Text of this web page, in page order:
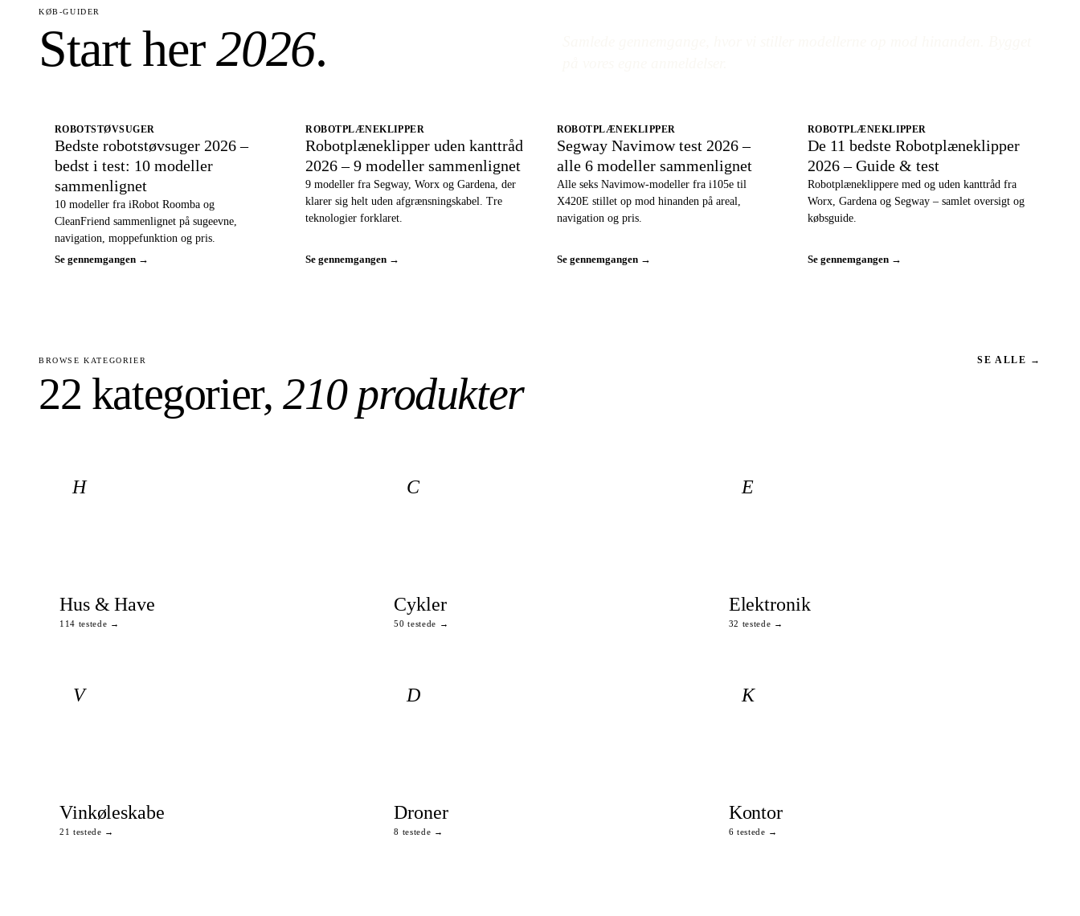
KØB-GUIDER
Start her2026.
ROBOTSTØVSUGER
Bedste robotstøvsuger 2026 –
bedst i test: 10 modeller
sammenlignet
10 modeller fra iRobot Roomba og
CleanFriend sammenlignet på sugeevne,
navigation, moppefunktion og pris.
Se gennemgangen →
ROBOTPLÆNEKLIPPER
Robotplæneklipper uden kanttråd
2026 – 9 modeller sammenlignet
9 modeller fra Segway, Worx og Gardena, der
klarer sig helt uden afgrænsningskabel. Tre
teknologier forklaret.
Se gennemgangen →
ROBOTPLÆNEKLIPPER
Segway Navimow test 2026 –
alle 6 modeller sammenlignet
Alle seks Navimow-modeller fra i105e til
X420E stillet op mod hinanden på areal,
navigation og pris.
Se gennemgangen →
ROBOTPLÆNEKLIPPER
De 11 bedste Robotplæneklipper
2026 – Guide & test
Robotplæneklippere med og uden kanttråd fra
Worx, Gardena og Segway – samlet oversigt og
købsguide.
Se gennemgangen →
BROWSE KATEGORIER
22 kategorier, 210 produkter
SE ALLE →
H
Hus & Have
114 testede →
C
Cykler
50 testede →
E
Elektronik
32 testede →
V
Vinkøleskabe
21 testede →
D
Droner
8 testede →
K
Kontor
6 testede →